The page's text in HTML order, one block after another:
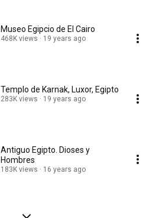
Museo Egipcio de El Cairo
468K views 19 years ago
Templo de Karnak, Luxor, Egipto
283K views 19 years ago
Antiguo Egipto. Dioses y
Hombres
183K views 16 years ago